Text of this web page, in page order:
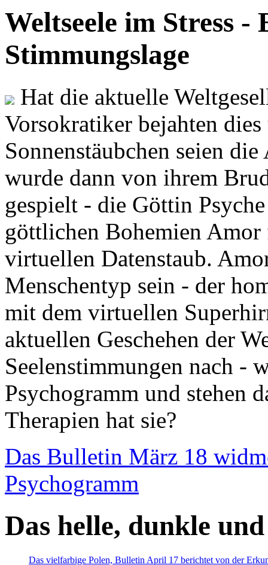
Weltseele im Stress -
Stimmungslage
Hat die aktuelle
Vorsokratiker bejahten
Sonnenstäubchen seien
wurde dann von ihrem
gespielt - die Göttin
göttlichen Bohemien
virtuellen Datenstaub.
Menschentyp sein - der
mit dem virtuellen
aktuellen Geschehen der
Seelenstimmungen nach -
Psychogramm und stehen
Therapien hat sie?
Das Bulletin März 18
Psychogramm
Das helle, dunkle
Das vielfarbige Polen, Bulletin April 17 berichtet von der